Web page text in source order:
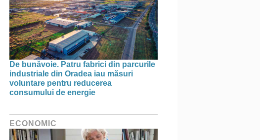
De bunăvoie. Patru fabrici din parcurile
industriale din Oradea iau măsuri
voluntare pentru reducerea
consumului de energie
ECONOMIC